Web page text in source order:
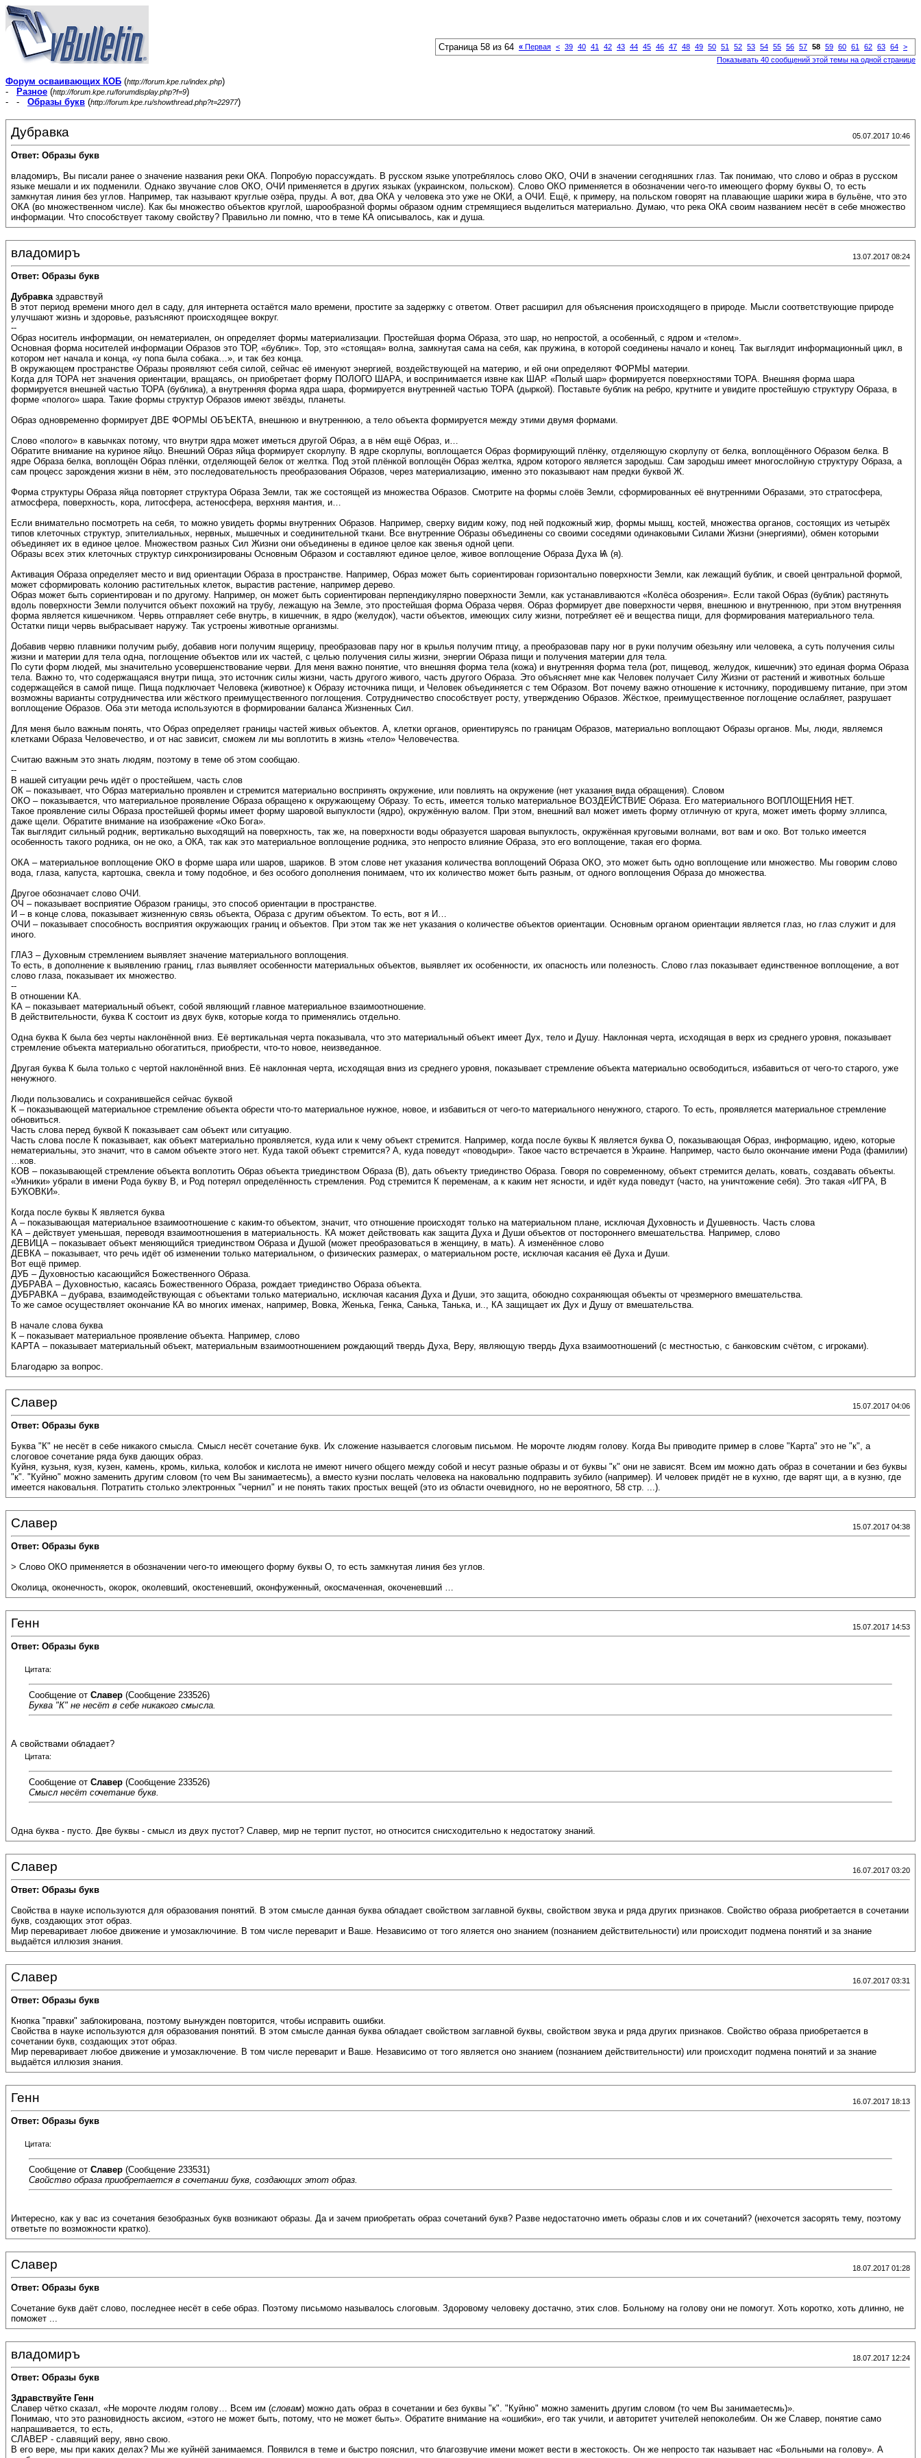
Страница 58 из 64 « Первая < 39 40 41 42 43 44 45 46 47 48 49 50 51 52 53 54 55 56 57 58 59 60 61 62 63 64 >
Показывать 40 сообщений этой темы на одной странице
Форум осваивающих КОБ (http://forum.kpe.ru/index.php)
-
Разное (http://forum.kpe.ru/forumdisplay.php?f=9)
- - Образы букв (http://forum.kpe.ru/showthread.php?t=22977)
Дубравка 05.07.2017 10:46
Ответ: Образы букв
владомиръ, Вы писали ранее о значение названия реки ОКА. Попробую порассуждать. В русском языке употреблялось слово ОКО, ОЧИ в значении сегодняшних глаз. Так понимаю, что слово и образ в русском
языке мешали и их подменили. Однако звучание слов ОКО, ОЧИ применяется в других языках (украинском, польском). Слово ОКО применяется в обозначении чего-то имеющего форму буквы О, то есть
замкнутая линия без углов. Например, так называют круглые озёра, пруды. А вот, два ОКА у человека это уже не ОКИ, а ОЧИ. Ещё, к примеру, на польском говорят на плавающие шарики жира в бульёне, что это
ОКА (во множественном числе). Как бы множество объектов круглой, шарообразной формы образом одним стремящиеся выделиться материально. Думаю, что река ОКА своим названием несёт в себе множество
информации. Что способствует такому свойству? Правильно ли помню, что в теме КА описывалось, как и душа.
владомиръ 13.07.2017 08:24
Ответ: Образы букв
Дубравказдравствуй
В этот период времени много дел в саду, для интернета остаётся мало времени, простите за задержку с ответом. Ответ расширил для объяснения происходящего в природе. Мысли соответствующие природе
улучшают жизнь и здоровье, разъясняют происходящее вокруг.
--
Образ носитель информации, он нематериален, он определяет формы материализации. Простейшая форма Образа, это шар, но непростой, а особенный, с ядром и «телом».
Основная форма носителей информации Образов это ТОР, «бублик». Тор, это «стоящая» волна, замкнутая сама на себя, как пружина, в которой соединены начало и конец. Так выглядит информационный цикл, в
котором нет начала и конца, «у попа была собака…», и так без конца.
В окружающем пространстве Образы проявляют себя силой, сейчас её именуют энергией, воздействующей на материю, и ей они определяют ФОРМЫ материи.
Когда для ТОРА нет значения ориентации, вращаясь, он приобретает форму ПОЛОГО ШАРА, и воспринимается извне как ШАР. «Полый шар» формируется поверхностями ТОРА. Внешняя форма шара
формируется внешней частью ТОРА (бублика), а внутренняя форма ядра шара, формируется внутренней частью ТОРА (дыркой). Поставьте бублик на ребро, крутните и увидите простейшую структуру Образа, в
форме «полого» шара. Такие формы структур Образов имеют звёзды, планеты.
Образ одновременно формирует ДВЕ ФОРМЫ ОБЪЕКТА, внешнюю и внутреннюю, а тело объекта формируется между этими двумя формами.
Слово «полого» в кавычках потому, что внутри ядра может иметься другой Образ, а в нём ещё Образ, и…
Обратите внимание на куриное яйцо. Внешний Образ яйца формирует скорлупу. В ядре скорлупы, воплощается Образ формирующий плёнку, отделяющую скорлупу от белка, воплощённого Образом белка. В
ядре Образа белка, воплощён Образ плёнки, отделяющей белок от желтка. Под этой плёнкой воплощён Образ желтка, ядром которого является зародыш. Сам зародыш имеет многослойную структуру Образа, а
сам процесс зарождения жизни в нём, это последовательность преобразования Образов, через материализацию, именно это показывают нам предки буквой Ж.
Форма структуры Образа яйца повторяет структура Образа Земли, так же состоящей из множества Образов. Смотрите на формы слоёв Земли, сформированных её внутренними Образами, это стратосфера,
атмосфера, поверхность, кора, литосфера, астеносфера, верхняя мантия, и…
Если внимательно посмотреть на себя, то можно увидеть формы внутренних Образов. Например, сверху видим кожу, под ней подкожный жир, формы мышц, костей, множества органов, состоящих из четырёх
типов клеточных структур, эпителиальных, нервных, мышечных и соединительной ткани. Все внутренние Образы объединены со своими соседями одинаковыми Силами Жизни (энергиями), обмен которыми
объединяет их в единое целое. Множеством разных Сил Жизни они объединены в единое целое как звенья одной цепи.
Образы всех этих клеточных структур синхронизированы Основным Образом и составляют единое целое, живое воплощение Образа Духа Ѩ (я).
Активация Образа определяет место и вид ориентации Образа в пространстве. Например, Образ может быть сориентирован горизонтально поверхности Земли, как лежащий бублик, и своей центральной формой,
может сформировать колонию растительных клеток, вырастив растение, например дерево.
Образ может быть сориентирован и по другому. Например, он может быть сориентирован перпендикулярно поверхности Земли, как устанавливаются «Колёса обозрения». Если такой Образ (бублик) растянуть
вдоль поверхности Земли получится объект похожий на трубу, лежащую на Земле, это простейшая форма Образа червя. Образ формирует две поверхности червя, внешнюю и внутреннюю, при этом внутренняя
форма является кишечником. Червь отправляет себе внутрь, в кишечник, в ядро (желудок), части объектов, имеющих силу жизни, потребляет её и вещества пищи, для формирования материального тела.
Остатки пищи червь выбрасывает наружу. Так устроены животные организмы.
Добавив червю плавники получим рыбу, добавив ноги получим ящерицу, преобразовав пару ног в крылья получим птицу, а преобразовав пару ног в руки получим обезьяну или человека, а суть получения силы
жизни и материи для тела одна, поглощение объектов или их частей, с целью получения силы жизни, энергии Образа пищи и получения материи для тела.
По сути форм людей, мы значительно усовершенствование черви. Для меня важно понятие, что внешняя форма тела (кожа) и внутренняя форма тела (рот, пищевод, желудок, кишечник) это единая форма Образа
тела. Важно то, что содержащаяся внутри пища, это источник силы жизни, часть другого живого, часть другого Образа. Это объясняет мне как Человек получает Силу Жизни от растений и животных больше
содержащейся в самой пище. Пища подключает Человека (животное) к Образу источника пищи, и Человек объединяется с тем Образом. Вот почему важно отношение к источнику, породившему питание, при этом
возможны варианты сотрудничества или жёсткого преимущественного поглощения. Сотрудничество способствует росту, утверждению Образов. Жёсткое, преимущественное поглощение ослабляет, разрушает
воплощение Образов. Оба эти метода используются в формировании баланса Жизненных Сил.
Для меня было важным понять, что Образ определяет границы частей живых объектов. А, клетки органов, ориентируясь по границам Образов, материально воплощают Образы органов. Мы, люди, являемся
клетками Образа Человечество, и от нас зависит, сможем ли мы воплотить в жизнь «тело» Человечества.
Считаю важным это знать людям, поэтому в теме об этом сообщаю.
--
В нашей ситуации речь идёт о простейшем, часть слов
ОК – показывает, что Образ материально проявлен и стремится материально воспринять окружение, или повлиять на окружение (нет указания вида обращения). Словом
ОКО – показывается, что материальное проявление Образа обращено к окружающему Образу. То есть, имеется только материальное ВОЗДЕЙСТВИЕ Образа. Его материального ВОПЛОЩЕНИЯ НЕТ.
Такое проявление силы Образа простейшей формы имеет форму шаровой выпуклости (ядро), окружённую валом. При этом, внешний вал может иметь форму отличную от круга, может иметь форму эллипса,
даже щели. Обратите внимание на изображение «Око Бога».
Так выглядит сильный родник, вертикально выходящий на поверхность, так же, на поверхности воды образуется шаровая выпуклость, окружённая круговыми волнами, вот вам и око. Вот только имеется
особенность такого родника, он не око, а ОКА, так как это материальное воплощение родника, это непросто влияние Образа, это его воплощение, такая его форма.
ОКА – материальное воплощение ОКО в форме шара или шаров, шариков. В этом слове нет указания количества воплощений Образа ОКО, это может быть одно воплощение или множество. Мы говорим слово
вода, глаза, капуста, картошка, свекла и тому подобное, и без особого дополнения понимаем, что их количество может быть разным, от одного воплощения Образа до множества.
Другое обозначает слово ОЧИ.
ОЧ – показывает восприятие Образом границы, это способ ориентации в пространстве.
И – в конце слова, показывает жизненную связь объекта, Образа с другим объектом. То есть, вот я И…
ОЧИ – показывает способность восприятия окружающих границ и объектов. При этом так же нет указания о количестве объектов ориентации. Основным органом ориентации является глаз, но глаз служит и для
иного.
ГЛАЗ – Духовным стремлением выявляет значение материального воплощения.
То есть, в дополнение к выявлению границ, глаз выявляет особенности материальных объектов, выявляет их особенности, их опасность или полезность. Слово глаз показывает единственное воплощение, а вот
слово глаза, показывает их множество.
--
В отношении КА.
КА – показывает материальный объект, собой являющий главное материальное взаимоотношение.
В действительности, буква К состоит из двух букв, которые когда то применялись отдельно.
Одна буква К была без черты наклонённой вниз. Её вертикальная черта показывала, что это материальный объект имеет Дух, тело и Душу. Наклонная черта, исходящая в верх из среднего уровня, показывает
стремление объекта материально обогатиться, приобрести, что-то новое, неизведанное.
Другая буква К была только с чертой наклонённой вниз. Её наклонная черта, исходящая вниз из среднего уровня, показывает стремление объекта материально освободиться, избавиться от чего-то старого, уже
ненужного.
Люди пользовались и сохранившейся сейчас буквой
К – показывающей материальное стремление объекта обрести что-то материальное нужное, новое, и избавиться от чего-то материального ненужного, старого. То есть, проявляется материальное стремление
обновиться.
Часть слова перед буквой К показывает сам объект или ситуацию.
Часть слова после К показывает, как объект материально проявляется, куда или к чему объект стремится. Например, когда после буквы К является буква О, показывающая Образ, информацию, идею, которые
нематериальны, это значит, что в самом объекте этого нет. Куда такой объект стремится? А, куда поведут «поводыри». Такое часто встречается в Украине. Например, часто было окончание имени Рода (фамилии)
…ков.
КОВ – показывающей стремление объекта воплотить Образ объекта триединством Образа (В), дать объекту триединство Образа. Говоря по современному, объект стремится делать, ковать, создавать объекты.
«Умники» убрали в имени Рода букву В, и Род потерял определённость стремления. Род стремится К переменам, а к каким нет ясности, и идёт куда поведут (часто, на уничтожение себя). Это такая «ИГРА, В
БУКОВКИ».
Когда после буквы К является буква
А – показывающая материальное взаимоотношение с каким-то объектом, значит, что отношение происходят только на материальном плане, исключая Духовность и Душевность. Часть слова
КА – действует уменьшая, переводя взаимоотношения в материальность. КА может действовать как защита Духа и Души объектов от постороннего вмешательства. Например, слово
ДЕВИЦА – показывает объект меняющийся триединством Образа и Душой (может преобразоваться в женщину, в мать). А изменённое слово
ДЕВКА – показывает, что речь идёт об изменении только материальном, о физических размерах, о материальном росте, исключая касания её Духа и Души.
Вот ещё пример.
ДУБ – Духовностью касающийся Божественного Образа.
ДУБРАВА – Духовностью, касаясь Божественного Образа, рождает триединство Образа объекта.
ДУБРАВКА – дубрава, взаимодействующая с объектами только материально, исключая касания Духа и Души, это защита, обоюдно сохраняющая объекты от чрезмерного вмешательства.
То же самое осуществляет окончание КА во многих именах, например, Вовка, Женька, Генка, Санька, Танька, и.., КА защищает их Дух и Душу от вмешательства.
В начале слова буква
К – показывает материальное проявление объекта. Например, слово
КАРТА – показывает материальный объект, материальным взаимоотношением рождающий твердь Духа, Веру, являющую твердь Духа взаимоотношений (с местностью, с банковским счётом, с игроками).
Благодарю за вопрос.
Славер 15.07.2017 04:06
Ответ: Образы букв
Буква "К" не несёт в себе никакого смысла. Смысл несёт сочетание букв. Их сложение называется слоговым письмом. Не морочте людям голову. Когда Вы приводите пример в слове "Карта" это не "к", а
слоговое сочетание ряда букв дающих образ.
Куйня, кузьня, кузя, кузен, камень, кромь, килька, колобок и кислота не имеют ничего общего между собой и несут разные образы и от буквы "к" они не зависят. Всем им можно дать образ в сочетании и без буквы
"к". "Куйню" можно заменить другим словом (то чем Вы занимаетесмь), а вместо кузни послать человека на наковальню подправить зубило (например). И человек придёт не в кухню, где варят щи, а в кузню, где
имеется наковальня. Потратить столько электронных "чернил" и не понять таких простых вещей (это из области очевидного, но не вероятного, 58 стр. ...).
Славер 15.07.2017 04:38
Ответ: Образы букв
> Слово ОКО применяется в обозначении чего-то имеющего форму буквы О, то есть замкнутая линия без углов.
Околица, оконечность, окорок, околевший, окостеневший, оконфуженный, окосмаченная, окоченевший …
Генн 15.07.2017 14:53
Ответ: Образы букв
Цитата:
Сообщение от Славер (Сообщение 233526)
Буква "К" не несёт в себе никакого смысла.
А свойствами обладает?
Цитата:
Сообщение от Славер (Сообщение 233526)
Смысл несёт сочетание букв.
Одна буква - пусто. Две буквы - смысл из двух пустот? Славер, мир не терпит пустот, но относится снисходительно к недостатоку знаний.
Славер 16.07.2017 03:20
Ответ: Образы букв
Свойства в науке используются для образования понятий. В этом смысле данная буква обладает свойством заглавной буквы, свойством звука и ряда других признаков. Свойство образа риобретается в сочетании
букв, создающих этот образ.
Мир переваривает любое движение и умозаключиние. В том числе переварит и Ваше. Независимо от того яляется оно знанием (познанием действительности) или происходит подмена понятий и за знание
выдаётся иллюзия знания.
Славер 16.07.2017 03:31
Ответ: Образы букв
Кнопка "правки" заблокирована, поэтому вынужден повторится, чтобы исправить ошибки.
Свойства в науке используются для образования понятий. В этом смысле данная буква обладает свойством заглавной буквы, свойством звука и ряда других признаков. Свойство образа приобретается в
сочетании букв, создающих этот образ.
Мир переваривает любое движение и умозаключение. В том числе переварит и Ваше. Независимо от того является оно знанием (познанием действительности) или происходит подмена понятий и за знание
выдаётся иллюзия знания.
Генн 16.07.2017 18:13
Ответ: Образы букв
Цитата:
Сообщение от Славер (Сообщение 233531)
Свойство образа приобретается в сочетании букв, создающих этот образ.
Интересно, как у вас из сочетания безобразных букв возникают образы. Да и зачем приобретать образ сочетаний букв? Разве недостаточно иметь образы слов и их сочетаний? (нехочется засорять тему, поэтому
ответьте по возможности кратко).
Славер 18.07.2017 01:28
Ответ: Образы букв
Сочетание букв даёт слово, последнее несёт в себе образ. Поэтому письмомо называлось слоговым. Здоровому человеку достачно, этих слов. Больному на голову они не помогут. Хоть коротко, хоть длинно, не
поможет ...
владомиръ 18.07.2017 12:24
Ответ: Образы букв
Здравствуйте Генн
Славер чётко сказал, «Не морочте людям голову… Всем им (словам) можно дать образ в сочетании и без буквы "к". "Куйню" можно заменить другим словом (то чем Вы занимаетесмь)».
Понимаю, что это разновидность аксиом, «этого не может быть, потому, что не может быть». Обратите внимание на «ошибки», его так учили, и авторитет учителей непоколебим. Он же Славер, понятие само
напрашивается, то есть,
СЛАВЕР - славящий веру, явно свою.
В его вере, мы при каких делах? Мы же куйнёй занимаемся. Появился в теме и быстро пояснил, что благозвучие имени может вести в жестокость. Он же непросто так называет нас «Больными на голову». А